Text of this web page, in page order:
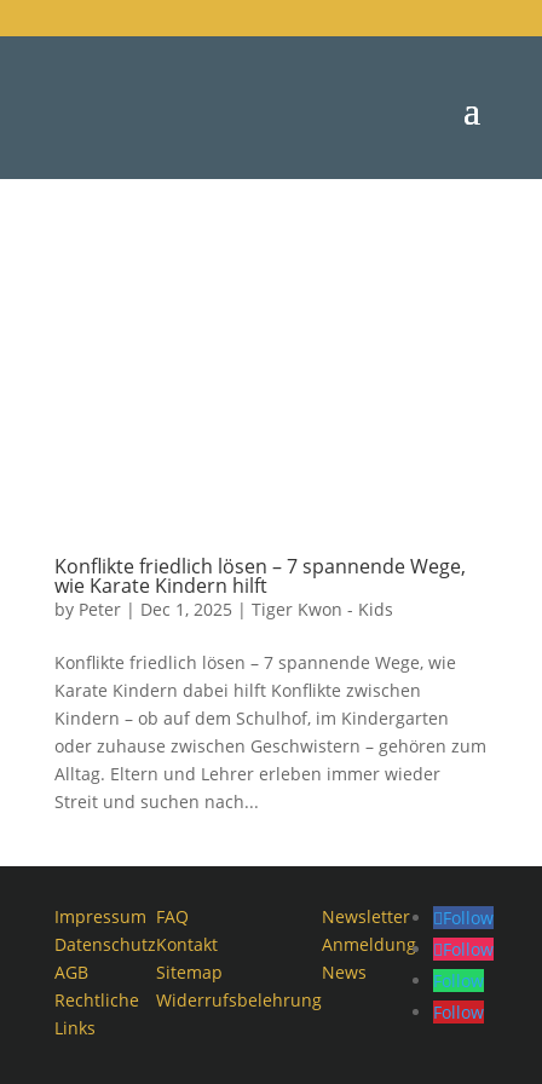
Konflikte friedlich lösen – 7 spannende Wege,
wie Karate Kindern hilft
by Peter| Dec 1, 2025 | Tiger Kwon - Kids
Konflikte friedlich lösen – 7 spannende Wege, wie
Karate Kindern dabei hilft Konflikte zwischen
Kindern – ob auf dem Schulhof, im Kindergarten
oder zuhause zwischen Geschwistern – gehören zum
Alltag. Eltern und Lehrer erleben immer wieder
Streit und suchen nach...
Impressum
Datenschutz
AGB
Rechtliche
Links
FAQ
Kontakt
Sitemap
Widerrufsbelehrung
Newsletter
Anmeldung
News
Follow
Follow
Follow
Follow